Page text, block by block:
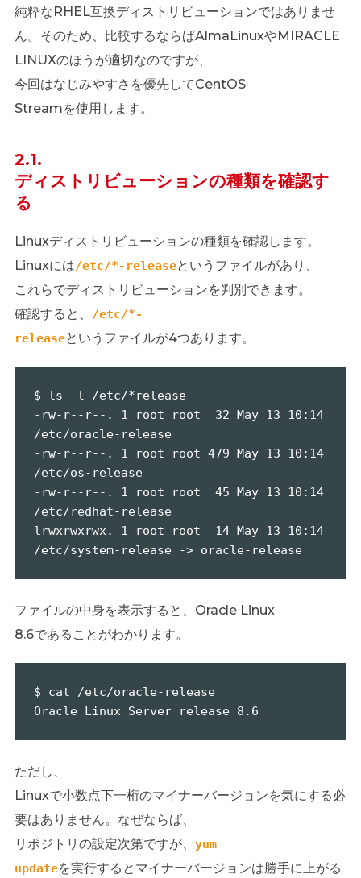
純粋なRHEL互換ディストリビューションではありませ
ん。そのため、比較するならばAlmaLinuxやMIRACLE
LINUXのほうが適切なのですが、
今回はなじみやすさを優先してCentOS
Streamを使用します。
2.1.
ディストリビューションの種類を確認す
る
Linuxディストリビューションの種類を確認します。
Linuxには/etc/*-releaseというファイルがあり、
これらでディストリビューションを判別できます。
確認すると、 /etc/*-
releaseというファイルが4つあります。
$ ls -l /etc/*release
-rw-r--r--. 1 root root  32 May 13 10:14
/etc/oracle-release
-rw-r--r--. 1 root root 479 May 13 10:14
/etc/os-release
-rw-r--r--. 1 root root  45 May 13 10:14
/etc/redhat-release
lrwxrwxrwx. 1 root root  14 May 13 10:14
/etc/system-release -> oracle-release
ファイルの中身を表示すると、Oracle Linux
8.6であることがわかります。
$ cat /etc/oracle-release
Oracle Linux Server release 8.6
ただし、
Linuxで小数点下一桁のマイナーバージョンを気にする必
要はありません。なぜならば、
リポジトリの設定次第ですが、 yum
updateを実行するとマイナーバージョンは勝手に上がる